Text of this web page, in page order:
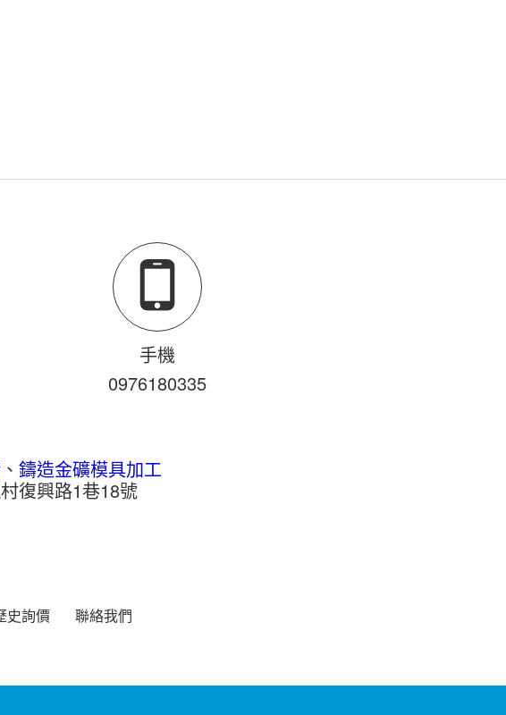
手機
0976180335
、鑄造金礦模具加工
復興路1巷18號
史詢價 聯絡我們